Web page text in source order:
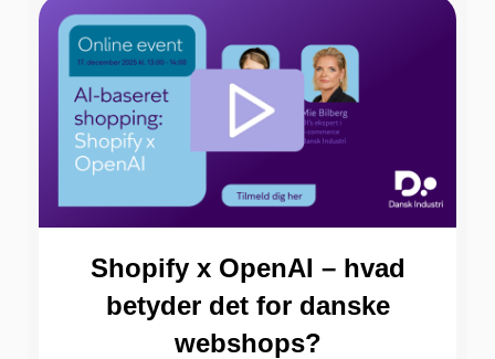
Shopify x OpenAI – hvad
betyder det for danske
webshops?